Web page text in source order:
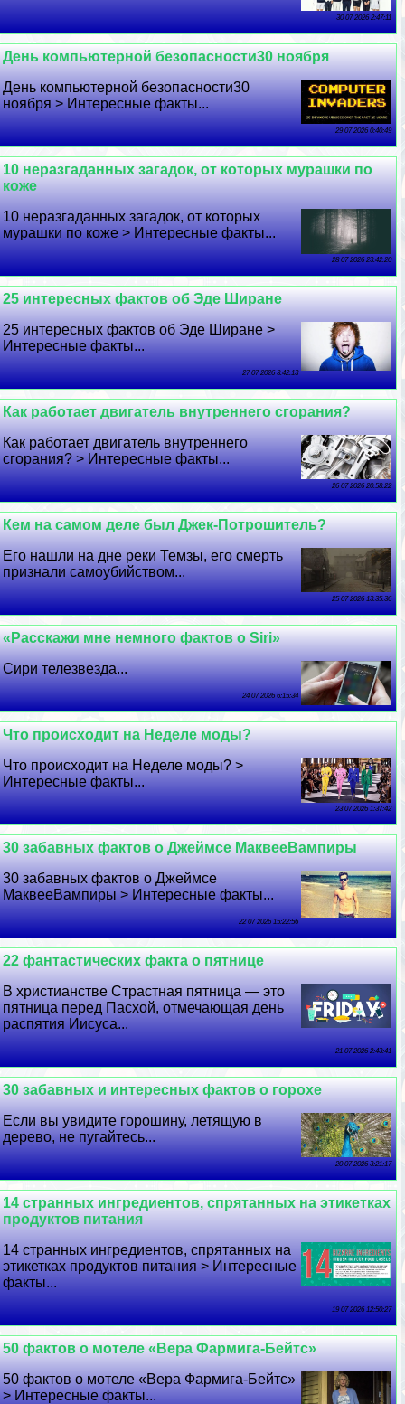
30 07 2026 2:47:11
День компьютерной безопасности30 ноября
День компьютерной безопасности30
ноября > Интересные факты...
29 07 2026 0:40:49
10 неразгаданных загадок, от которых мурашки по
коже
10 неразгаданных загадок, от которых
мурашки по коже > Интересные факты...
28 07 2026 23:42:20
25 интересных фактов об Эде Ширане
25 интересных фактов об Эде Ширане >
Интересные факты...
27 07 2026 3:42:13
Как работает двигатель внутреннего сгорания?
Как работает двигатель внутреннего
сгорания? > Интересные факты...
26 07 2026 20:58:22
Кем на самом деле был Джек-Потрошитель?
Его нашли на дне реки Темзы, его cмepть
признали самоубийством...
25 07 2026 13:35:36
«Расскажи мне немного фактов о Siri»
Сири телезвезда...
24 07 2026 6:15:34
Что происходит на Неделе моды?
Что происходит на Неделе моды? >
Интересные факты...
23 07 2026 1:37:42
30 забавных фактов о Джеймсе МаквееВампиры
30 забавных фактов о Джеймсе
МаквееВампиры > Интересные факты...
22 07 2026 15:22:56
22 фантастических факта о пятнице
В христианстве Страстная пятница — это
пятница перед Пасхой, отмечающая день
распятия Иисуса...
21 07 2026 2:43:41
30 забавных и интересных фактов о горохе
Если вы увидите горошину, летящую в
дерево, не пугайтесь...
20 07 2026 3:21:17
14 странных ингредиентов, спрятанных на этикетках
продуктов питания
14 странных ингредиентов, спрятанных на
этикетках продуктов питания > Интересные
факты...
19 07 2026 12:50:27
50 фактов о мотеле «Вера Фармига-Бейтс»
50 фактов о мотеле «Вера Фармига-Бейтс»
> Интересные факты...